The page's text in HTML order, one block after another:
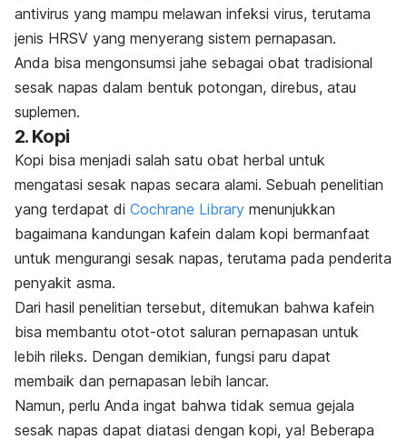
antivirus yang mampu melawan infeksi virus, terutama
jenis HRSV yang menyerang sistem pernapasan.
Anda bisa mengonsumsi jahe sebagai obat tradisional
sesak napas dalam bentuk potongan, direbus, atau
suplemen.
2. Kopi
Kopi bisa menjadi salah satu obat herbal untuk
mengatasi sesak napas secara alami. Sebuah penelitian
yang terdapat di Cochrane Library menunjukkan
bagaimana kandungan kafein dalam kopi bermanfaat
untuk mengurangi sesak napas, terutama pada penderita
penyakit asma.
Dari hasil penelitian tersebut, ditemukan bahwa kafein
bisa membantu otot-otot saluran pernapasan untuk
lebih rileks. Dengan demikian, fungsi paru dapat
membaik dan pernapasan lebih lancar.
Namun, perlu Anda ingat bahwa tidak semua gejala
sesak napas dapat diatasi dengan kopi, ya! Beberapa